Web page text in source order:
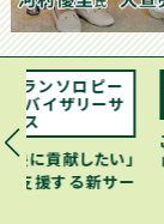
ィランソロピー
ドバイザリーサ
ビス
決に貢献したい」
支援する新サー